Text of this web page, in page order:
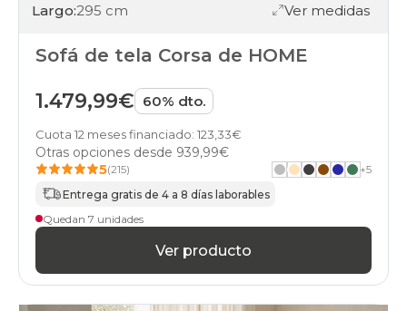
Largo:295 cm Ver medidas
Sofá de tela Corsa de HOME
1.479,99€ 60% dto.
Cuota 12 meses financiado: 123,33€
Otras opciones desde 939,99€
5(215) +5
Entrega gratis de 4 a 8 días laborables
Quedan 7 unidades
Ver producto